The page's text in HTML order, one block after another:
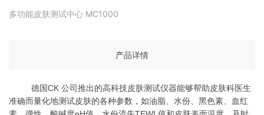
多功能皮肤测试中心 MC1000
产品详情
德国CK公司推出的高科技皮肤测试仪器能够帮助皮肤科医生
准确而量化地测试皮肤的各种参数，如油脂、水份、黑色素、血红